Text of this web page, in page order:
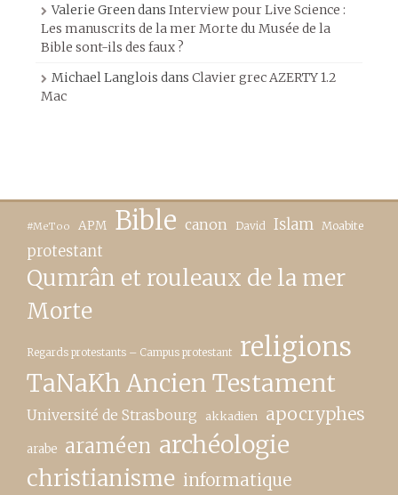
Valerie Greendans Interview pour Live Science :
Les manuscrits de la mer Morte du Musée de la
Bible sont-ils des faux ?
Michael Langlois dans Clavier grec AZERTY 1.2
Mac
#MeToo APM Bible canon David Islam Moabite
protestant
Qumrân et rouleaux de la mer
Morte
Regards protestants – Campus protestant religions
TaNaKh Ancien Testament
Université de Strasbourg akkadien apocryphes
arabe araméen archéologie
christianisme informatique